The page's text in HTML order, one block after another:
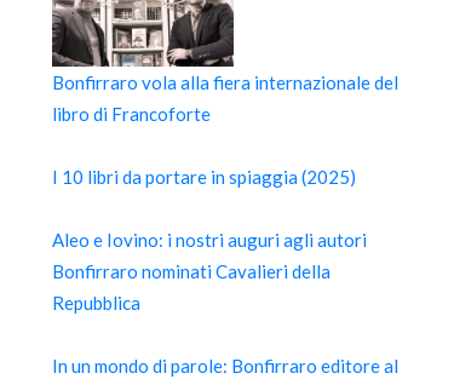
Bonfirraro vola alla fiera internazionale del
libro di Francoforte
I 10 libri da portare in spiaggia (2025)
Aleo e Iovino: i nostri auguri agli autori
Bonfirraro nominati Cavalieri della
Repubblica
In un mondo di parole: Bonfirraro editore al